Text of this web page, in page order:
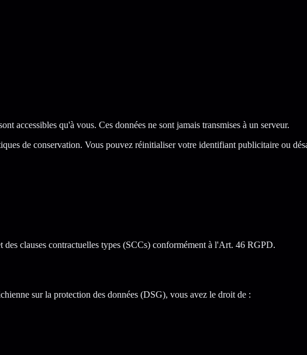
accessibles qu'à vous. Ces données ne sont jamais transmises à un serveur.
de conservation. Vous pouvez réinitialiser votre identifiant publicitaire ou
des clauses contractuelles types (SCCs) conformément à l'Art. 46 RGPD.
sur la protection des données (DSG), vous avez le droit de :